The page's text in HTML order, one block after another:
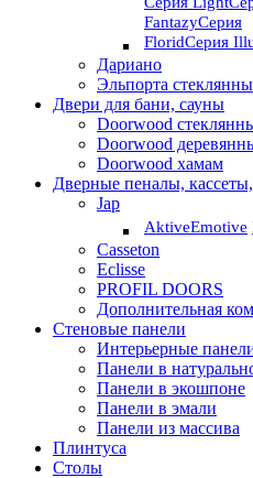
FantazyСерия
FloridСерия
Дариано
Эльпорта
Двери для бани, сауны
Doorwood
Doorwood
Doorwood хамам
Дверные пеналы,
Jap
AktiveEmotive
Casseton
Eclisse
PROFIL DOORS
Дополнительная
Стеновые панели
Интерьерные
Панели в
Панели в экошпоне
Панели в эмали
Панели из массива
Плинтуса
Столы